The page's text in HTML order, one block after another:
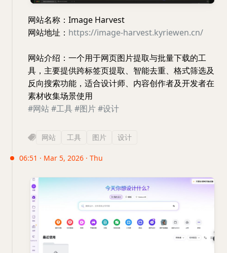
网站名称：Image Harvest
网站地址： https://image-harvest.kyriewen.cn/
网站介绍：一个用于网页图片提取与批量下载的工
具，主要提供跨标签页提取、智能去重、格式筛选及
反向搜索功能，适合设计师、内容创作者及开发者在
素材收集场景使用
#网站#工具#图片#设计
网站 工具 图片 设计
06:51 · Mar 5, 2026 · Thu